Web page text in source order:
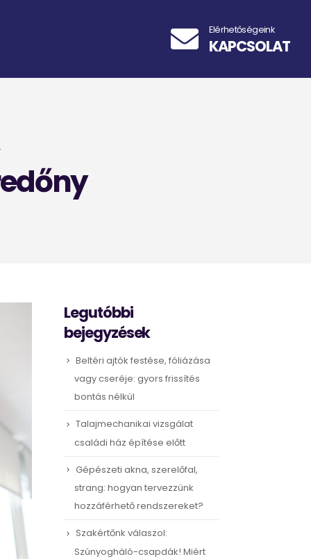
Elérhetőségeink
KAPCSOLAT
Legutóbbi
bejegyzések
Beltéri ajtók festése, fóliázása
vagy cseréje: gyors frissítés
bontás nélkül
Talajmechanikai vizsgálat
családi ház építése előtt
Gépészeti akna, szerelőfal,
strang: hogyan tervezzünk
hozzáférhető rendszereket?
Szakértőnk válaszol:
Szúnyogháló-csapdák! Miért